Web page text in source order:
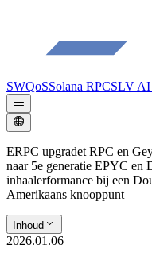
SWQoSSolana RPCSLV AI
ERPC upgradet RPC en
naar 5e generatie EPYC en
inhaalerformance bij een
Amerikaans knooppunt
Inhoud
2026.01.06